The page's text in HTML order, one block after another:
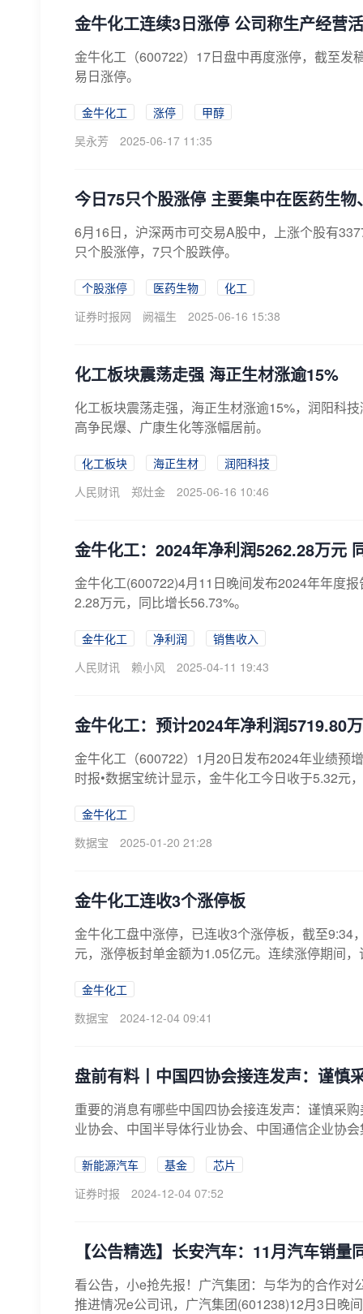
金牛化工连续3日涨停 公司称生产经营
金牛化工（600722）17日盘中再度涨停，截至发
易日涨停。
金牛化工 涨停
甲醇
吴永芳
2025-06-17 11:35
今日75只个股涨停 主要集中在医药生物
6月16日，沪深两市可交易A股中，上涨个股有
只个股涨停，7只个股跌停。
个股涨停 医药生物
化工
证券时报网
阙福生 2025-06-16 15:38
化工板块震荡走强 海正生材涨逾15%
化工板块震荡走强，海正生材涨逾15%，润阳科
高争民爆、广康生化等涨幅居前。
化工板块 海正生材
润阳科技
人民财讯
郑灶金 2025-06-16 10:46
金牛化工：2024年净利润5262.28万元
金牛化工(600722)4月11日晚间发布2024年年度
2.28万元，同比增长56.73%。
金牛化工 净利润
销售收入
人民财讯
赖小风 2025-04-11 19:43
金牛化工：预计2024年净利润5719.80
金牛化工（600722）1月20日发布2024年业绩预
时报•数据宝统计显示，金牛化工今日收于5.32元
金牛化工
数据宝
2025-01-20 21:28
金牛化工连收3个涨停板
金牛化工盘中涨停，已连收3个涨停板，截至
元，涨停板封单金额为1.05亿元。连续涨停期间
金牛化工
数据宝
2024-12-04 09:41
盘前有料丨中国四协会接连发声：谨
重要的消息有哪些中国四协会接连发声：谨慎采
业协会、中国半导体行业协会、中国通信企业协
新能源汽车 基金
芯片
证券时报
2024-12-04 07:52
【公告精选】长安汽车：11月汽车销量
看公告，小e抢先报！广汽集团：与华为的合作
推进情况e公司讯，广汽集团(601238)12月3日晚